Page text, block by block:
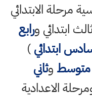
مرحلة الابتدائي
ابتدائي ورابع
ابتدائي)
متوسط وثاني
الاعدادية